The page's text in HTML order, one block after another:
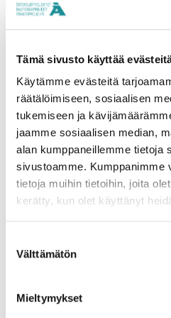
Tämä sivusto käyttää
Käytämme evästeitä
räätälöimiseen, sosiaalisen
tukemiseen ja
jaamme sosiaalisen median,
alan kumppaneillemme tietoja
sivustoamme. Kumppanimme
tietoja muihin tietoihin, joita
kerätty, kun olet käyttänyt
valinta
Välttämätön
Mieltymykset
kunnia ja antaa energiaa
tavoitteemme on jo pitkään
Maarianhaminan kaupunki
Itämeriprojektilta
antaa huomiota ja
ympäristötyölle ja
vastuuseen Itämerestä.
tänä vuonna
tervehdys
SansOx Ab:n projekti